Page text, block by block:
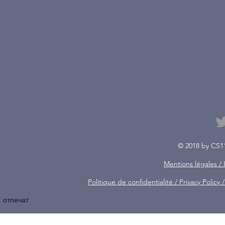
© 2018 by
Mentions légales /
Politique de confidentialité / Privacy
отпечат